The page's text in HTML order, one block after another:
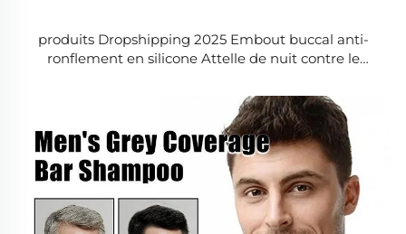
produits Dropshipping 2025 Embout buccal anti-
ronflement en silicone Attelle de nuit contre le